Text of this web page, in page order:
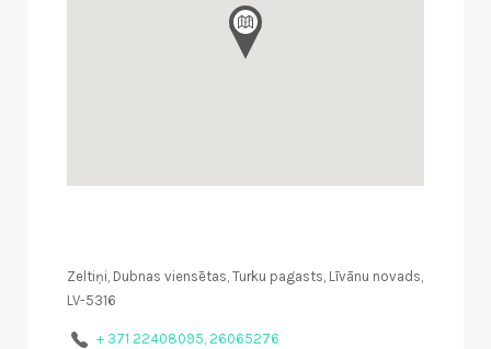
Zeltiņi, Dubnas viensētas, Turku pagasts, Līvānu novads,
LV-5316
+ 371 22408095, 26065276